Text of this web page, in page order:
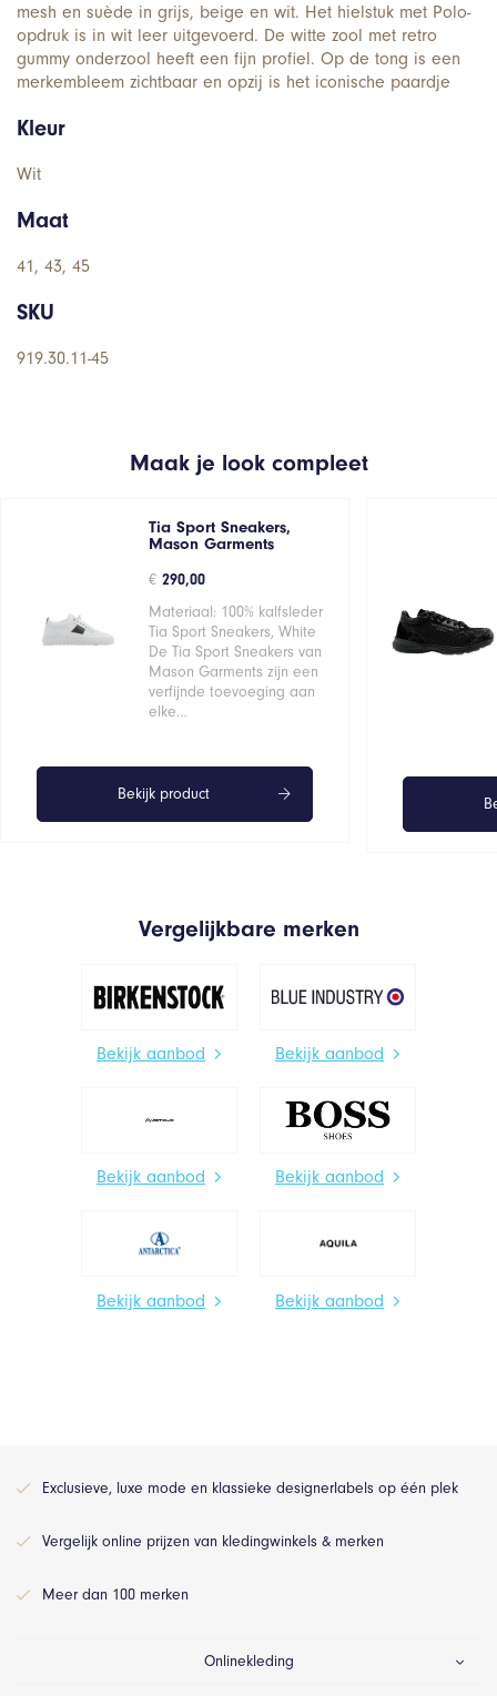
mesh en suède in grijs, beige en wit. Het hielstuk met Polo-
opdruk is in wit leer uitgevoerd. De witte zool met retro
gummy onderzool heeft een fijn profiel. Op de tong is een
merkembleem zichtbaar en opzij is het iconische paardje
Kleur
Wit
Maat
41, 43, 45
SKU
919.30.11-45
Maak je look compleet
Tia Sport Sneakers,
Mason Garments
€ 290,00
Materiaal: 100% kalfsleder
Tia Sport Sneakers, White
De Tia Sport Sneakers van
Mason Garments zijn een
verfijnde toevoeging aan
elke…
Bekijk product
Vergelijkbare merken
Bekijk aanbod Bekijk aanbod
Bekijk aanbod Bekijk aanbod
Bekijk aanbod Bekijk aanbod
Exclusieve, luxe mode en klassieke designerlabels op één plek
Vergelijk online prijzen van kledingwinkels & merken
Meer dan 100 merken
Onlinekleding